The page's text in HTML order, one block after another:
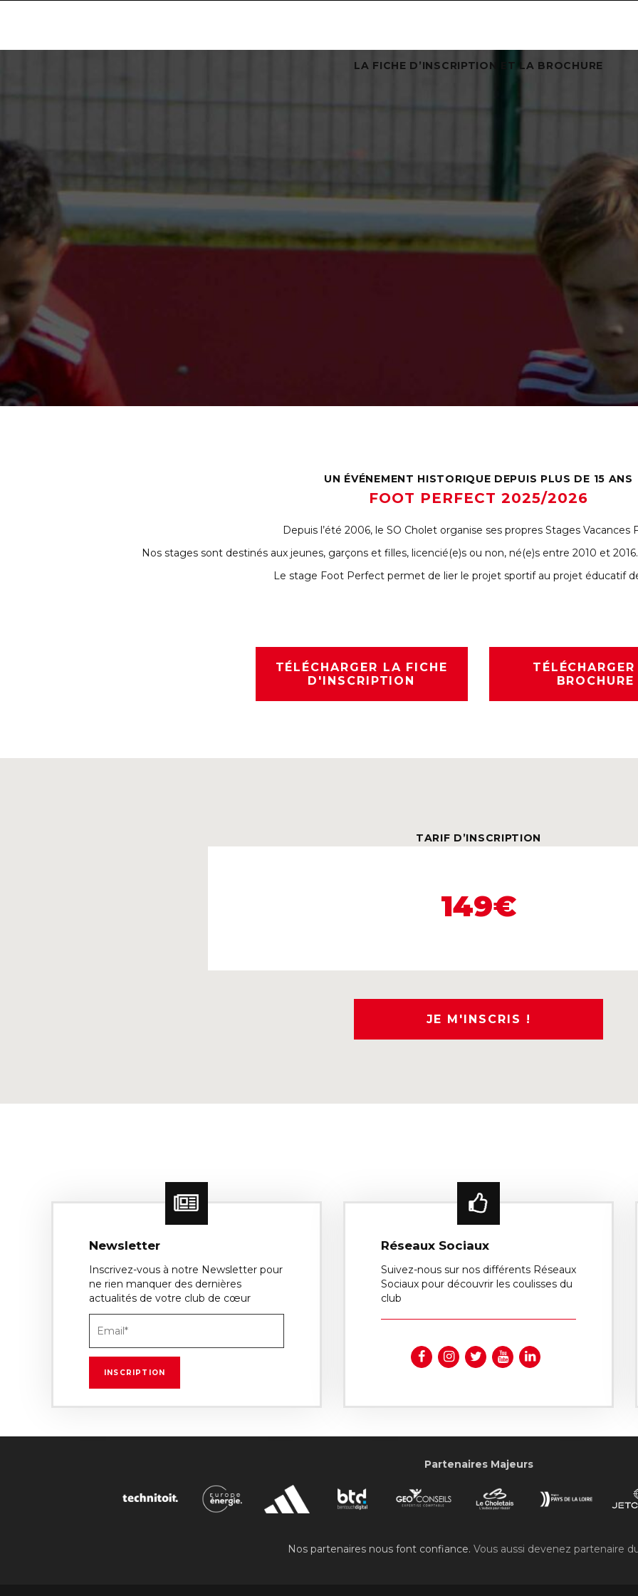
LA FICHE D’INSCRIPTION ET LA BROCHURE
UN ÉVÉNEMENT HISTORIQUE DEPUIS PLUS DE 15 ANS
FOOT PERFECT 2025/2026
Depuis l’été 2006, le SO Cholet organise ses propres Stages Vacances
Nos stages sont destinés aux jeunes, garçons et filles, licencié(e)s ou non, né(e)s entre 2010 et 2016.
Le stage Foot Perfect permet de lier le projet sportif au projet éducatif
TÉLÉCHARGER LA FICHE
D'INSCRIPTION
BROCHURE
TARIF D’INSCRIPTION
149€
JE M'INSCRIS !
Newsletter
Inscrivez-vous à notre Newsletter pour
ne rien manquer des dernières
actualités de votre club de cœur
Réseaux Sociaux
Suivez-nous sur nos différents Réseaux
Sociaux pour découvrir les coulisses du
club
Partenaires Majeurs
Nos partenaires nous font confiance. Vous aussi devenez partenaire